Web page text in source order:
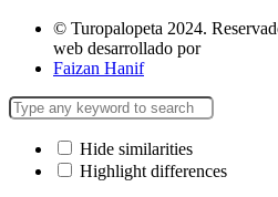
© Turopalopeta 2024.
web desarrollado por
Faizan Hanif
Hide similarities
Highlight differences